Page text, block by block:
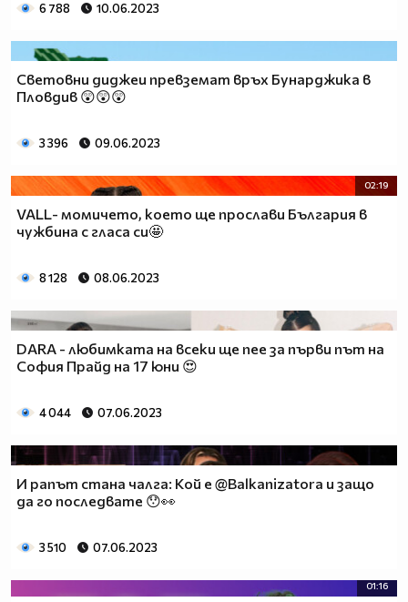
6 788 10.06.2023
Световни диджеи превземат връх Бунарджика в
Пловдив 😲😲😲
3 396 09.06.2023
02:19
VALL- момичето, което ще прослави България в
чужбина с гласа си🤩
8 128 08.06.2023
DARA - любимката на всеки ще пее за първи път на
София Прайд на 17 юни 😍
4 044 07.06.2023
И рапът стана чалга: Кой е @Balkanizatora и защо
да го последвате 😯👀
3 510 07.06.2023
01:16